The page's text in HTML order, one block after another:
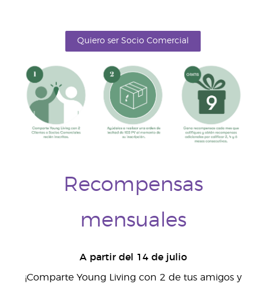
Quiero ser Socio Comercial
Recompensas
mensuales
A partir del 14 de julio
¡Comparte Young Living con 2 de tus amigos y